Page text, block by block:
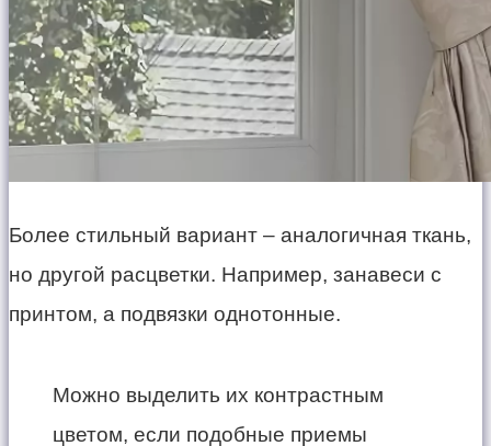
Более стильный вариант – аналогичная ткань,
но другой расцветки. Например, занавеси с
принтом, а подвязки однотонные.
Можно выделить их контрастным
цветом, если подобные приемы